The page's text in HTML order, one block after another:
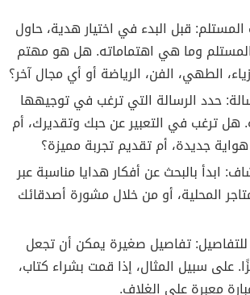
قبل البدء في اختيار هدية، حاول
وما هي اهتماماته. هل هو مهتم
الطهي، الفن، الرياضة أو أي مجال آخر؟
حدد الرسالة التي ترغب في توجيهها
هل ترغب في التعبير عن حبك وتقديرك، أم
جديدة، أم تقديم تجربة مميزة؟
ابدأ بالبحث عن أفكار هدايا مناسبة عبر
المحلية، أو من خلال مشورة أصدقائك
للتفاصيل: تفاصيل صغيرة يمكن أن تجعل
على سبيل المثال، إذا قمت بشراء كتاب،
معبرة على الغلاف.